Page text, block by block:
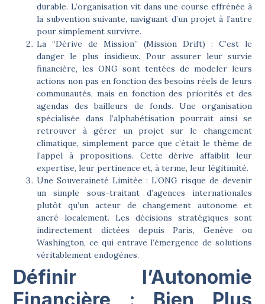
durable. L’organisation vit dans une course effrénée à
la subvention suivante, naviguant d’un projet à l’autre
pour simplement survivre.
La “Dérive de Mission” (Mission Drift) : C’est le
danger le plus insidieux. Pour assurer leur survie
financière, les ONG sont tentées de modeler leurs
actions non pas en fonction des besoins réels de leurs
communautés, mais en fonction des priorités et des
agendas des bailleurs de fonds. Une organisation
spécialisée dans l’alphabétisation pourrait ainsi se
retrouver à gérer un projet sur le changement
climatique, simplement parce que c’était le thème de
l’appel à propositions. Cette dérive affaiblit leur
expertise, leur pertinence et, à terme, leur légitimité.
Une Souveraineté Limitée : L’ONG risque de devenir
un simple sous-traitant d’agences internationales
plutôt qu’un acteur de changement autonome et
ancré localement. Les décisions stratégiques sont
indirectement dictées depuis Paris, Genève ou
Washington, ce qui entrave l’émergence de solutions
véritablement endogènes.
Définir l’Autonomie